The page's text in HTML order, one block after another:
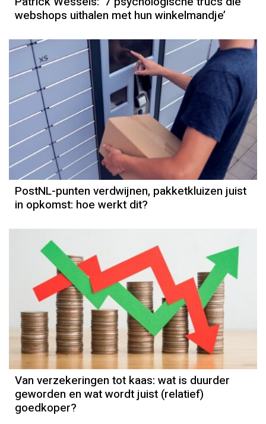
webshops uithalen met hun winkelmandje’
PostNL-punten verdwijnen, pakketkluizen juist
in opkomst: hoe werkt dit?
Van verzekeringen tot kaas: wat is duurder
geworden en wat wordt juist (relatief)
goedkoper?